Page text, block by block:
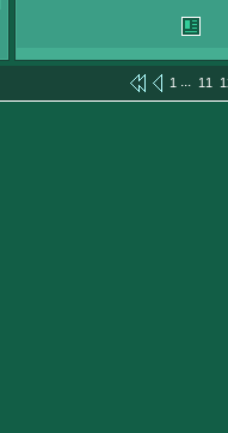
1 ... 11